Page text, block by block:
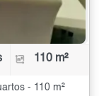
110 m²
- 110 m²